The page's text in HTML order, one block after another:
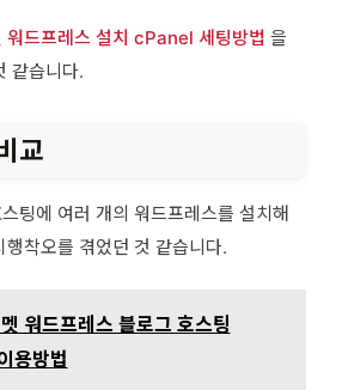
워드프레스 설치 cPanel 세팅방법 을
같습니다.
교
팅에 여러 개의 워드프레스를 설치해
착오를 겪었던 것 같습니다.
워드프레스 블로그 호스팅
용방법